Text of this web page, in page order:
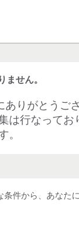
ません。
りがとうご
は行なってお
。
件から、あなた